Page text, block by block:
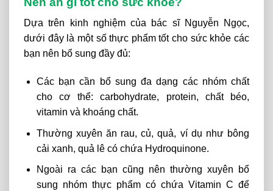
Dựa trên kinh nghiệm của bác sĩ Nguyễn Ngọc,
dưới đây là một số thực phẩm tốt cho sức khỏe các
bạn nên bổ sung đầy đủ:
Các bạn cần bổ sung đa dạng các nhóm chất
cho cơ thể: carbohydrate, protein, chất béo,
vitamin và khoáng chất.
Thường xuyên ăn rau, củ, quả, ví dụ như bông
cải xanh, quả lê có chứa Hydroquinone.
Ngoài ra các bạn cũng nên thường xuyên bổ
sung nhóm thực phẩm có chứa Vitamin C để